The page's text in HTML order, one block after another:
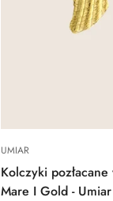
UMIAR
Kolczyki
Mare I Gold - Umiar